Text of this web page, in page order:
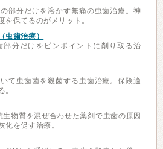
部分だけを溶かす無痛の虫歯治療。神
を保てるのがメリット。
虫歯治療）
部分だけをピンポイントに削り取る治
て虫歯菌を殺菌する虫歯治療。保険適
。
物質を混ぜ合わせた薬剤で虫歯の原因
化を促す治療。